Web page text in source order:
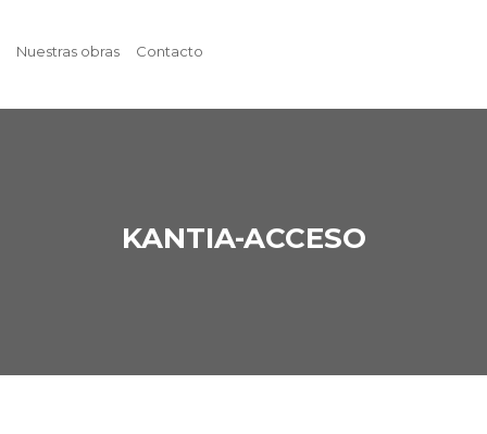
Nuestras obras Contacto
KANTIA-ACCESO